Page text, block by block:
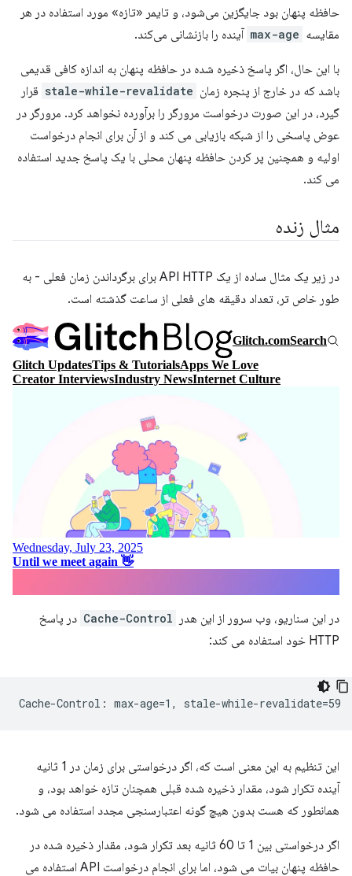
حافظه پنهان بود جایگزین می‌شود، و تایمر «تازه» مورد استفاده در هر
مقایسه max-age آینده را بازنشانی می‌کند.
با این حال، اگر پاسخ ذخیره شده در حافظه پنهان به اندازه کافی قدیمی
باشد که در خارج از پنجره زمان stale-while-revalidate قرار
گیرد، در این صورت درخواست مرورگر را برآورده نخواهد کرد. مرورگر در
عوض پاسخی را از شبکه بازیابی می کند و از آن برای انجام درخواست
اولیه و همچنین پر کردن حافظه پنهان محلی با یک پاسخ جدید استفاده
می کند.
مثال زنده
در زیر یک مثال ساده از یک API HTTP برای برگرداندن زمان فعلی - به
طور خاص تر، تعداد دقیقه های فعلی از ساعت گذشته است.
در این سناریو، وب سرور از این هدر Cache-Control در پاسخ
HTTP خود استفاده می کند:
این تنظیم به این معنی است که، اگر درخواستی برای زمان در 1 ثانیه
آینده تکرار شود، مقدار ذخیره شده قبلی همچنان تازه خواهد بود، و
همانطور که هست بدون هیچ گونه اعتبارسنجی مجدد استفاده می شود.
اگر درخواستی بین 1 تا 60 ثانیه بعد تکرار شود، مقدار ذخیره شده در
حافظه پنهان بیات می شود، اما برای انجام درخواست API استفاده می